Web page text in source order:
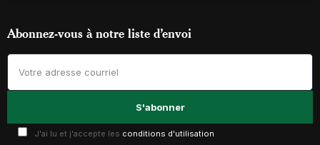
Abonnez-vous à notre liste d’envoi
J'ai lu et j'accepte les conditions d'utilisation